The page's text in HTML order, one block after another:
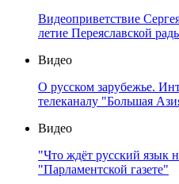
Видеоприветствие
летие Переяславской
Видео
О русском зарубежье.
телеканалу "Большая
Видео
"Что ждёт русский язык
"Парламентской газете"